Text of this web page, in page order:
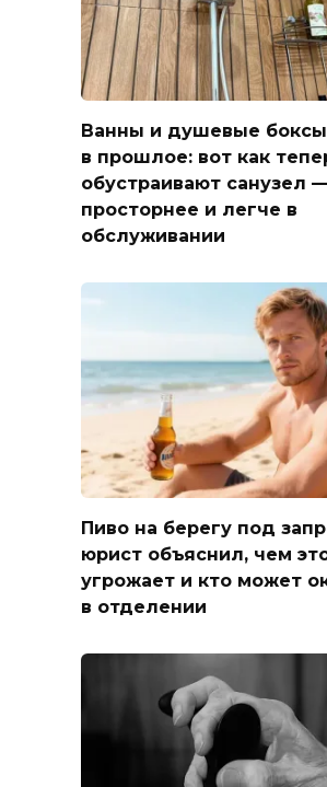
Ванны и душевые
в прошлое: вот как
обустраивают санузел
просторнее и легче в
обслуживании
Пиво на берегу под
юрист объяснил, чем
угрожает и кто может
в отделении